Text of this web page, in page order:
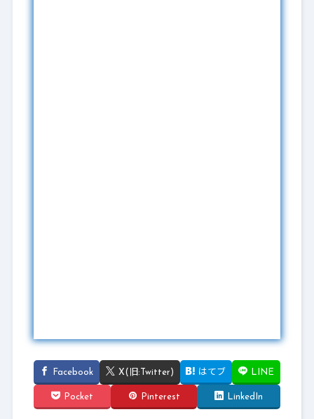
Facebook X(旧:Twitter) はてブ LINE
Pocket Pinterest LinkedIn